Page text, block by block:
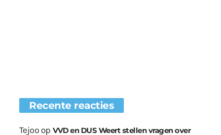
Recente reacties
Tejoo op VVD en DUS Weert stellen vragen over